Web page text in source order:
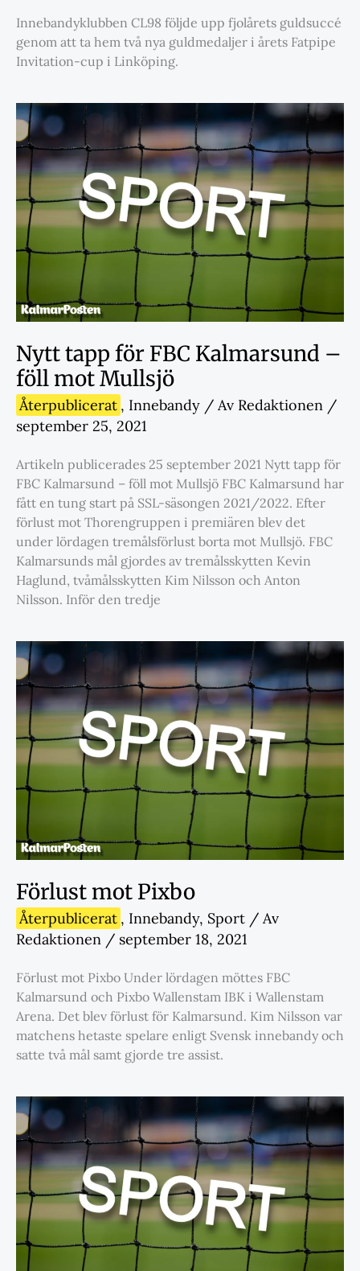
Innebandyklubben CL98 följde upp fjolårets guldsuccé
genom att ta hem två nya guldmedaljer i årets Fatpipe
Invitation-cup i Linköping.
Nytt tapp för FBC Kalmarsund –
föll mot Mullsjö
Återpublicerat , Innebandy / Av Redaktionen /
september 25, 2021
Artikeln publicerades 25 september 2021 Nytt tapp för
FBC Kalmarsund – föll mot Mullsjö FBC Kalmarsund har
fått en tung start på SSL-säsongen 2021/2022. Efter
förlust mot Thorengruppen i premiären blev det
under lördagen tremålsförlust borta mot Mullsjö. FBC
Kalmarsunds mål gjordes av tremålsskytten Kevin
Haglund, tvåmålsskytten Kim Nilsson och Anton
Nilsson. Inför den tredje
Förlust mot Pixbo
Återpublicerat , Innebandy, Sport / Av
Redaktionen / september 18, 2021
Förlust mot Pixbo Under lördagen möttes FBC
Kalmarsund och Pixbo Wallenstam IBK i Wallenstam
Arena. Det blev förlust för Kalmarsund. Kim Nilsson var
matchens hetaste spelare enligt Svensk innebandy och
satte två mål samt gjorde tre assist.